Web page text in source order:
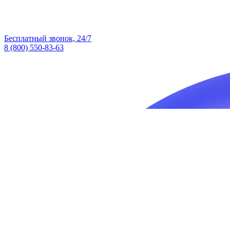
Бесплатный звонок, 24/7
8 (800) 550-83-63